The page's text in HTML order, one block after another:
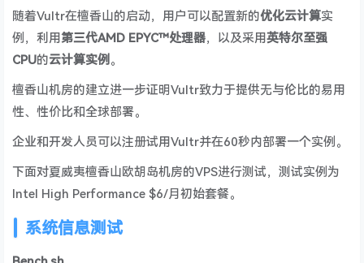
随着Vultr在檀香山的启动，用户可以配置新的优化云计算实
例，利用第三代AMD EPYC™处理器，以及采用英特尔至强
CPU的云计算实例 。
檀香山机房的建立进一步证明Vultr致力于提供无与伦比的易用
性、性价比和全球部署。
企业和开发人员可以注册试用Vultr并在60秒内部署一个实例。
下面对夏威夷檀香山欧胡岛机房的VPS进行测试，测试实例为
Intel High Performance $6/月初始套餐。
系统信息测试